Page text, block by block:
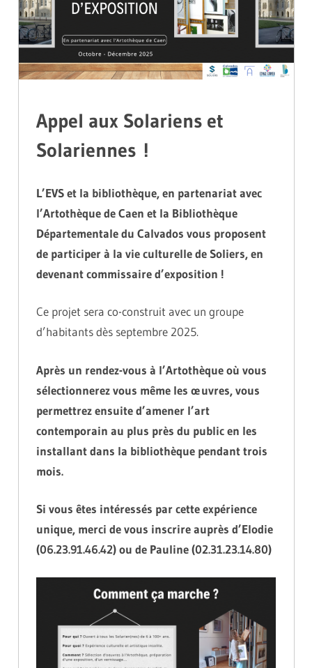
Appel aux Solariens et
Solariennes !
L’EVS et la bibliothèque, en partenariat avec
l’Artothèque de Caen et la Bibliothèque
Départementale du Calvados vous proposent
de participer à la vie culturelle de Soliers, en
devenant commissaire d’exposition !
Ce projet sera co-construit avec un groupe
d’habitants dès septembre 2025.
Après un rendez-vous à l’Artothèque où vous
sélectionnerez vous même les œuvres, vous
permettrez ensuite d’amener l’art
contemporain au plus près du public en les
installant dans la bibliothèque pendant trois
mois.
Si vous êtes intéressés par cette expérience
unique, merci de vous inscrire auprès d’Elodie
(06.23.91.46.42) ou de Pauline (02.31.23.14.80)